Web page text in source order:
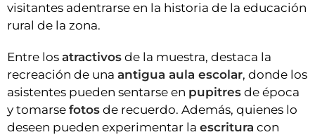
visitantes adentrarse en la historia de la educación
rural de la zona.
Entre los atractivos de la muestra, destaca la
recreación de una antigua aula escolar, donde los
asistentes pueden sentarse en pupitres de época
y tomarse fotos de recuerdo. Además, quienes lo
deseen pueden experimentar la escritura con